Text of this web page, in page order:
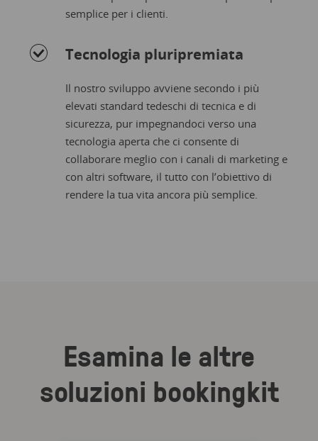
semplice per i clienti.
Tecnologia pluripremiata
Il nostro sviluppo avviene secondo i più
elevati standard tedeschi di tecnica e di
sicurezza, pur impegnandoci verso una
tecnologia aperta che ci consente di
collaborare meglio con i canali di marketing e
con altri software, il tutto con l’obiettivo di
rendere la tua vita ancora più semplice.
Esamina le altre
soluzioni bookingkit